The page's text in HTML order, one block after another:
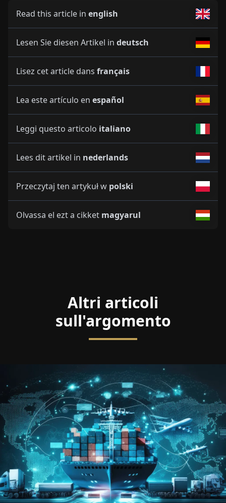
Read this article in english
Lesen Sie diesen Artikel in deutsch
Lisez cet article dans français
Lea este artículo en español
Leggi questo articolo italiano
Lees dit artikel in nederlands
Przeczytaj ten artykuł w polski
Olvassa el ezt a cikket magyarul
Altri articoli
sull'argomento